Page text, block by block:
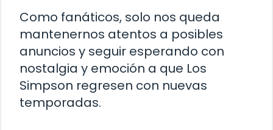
Como fanáticos, solo nos queda
mantenernos atentos a posibles
anuncios y seguir esperando con
nostalgia y emoción a que Los
Simpson regresen con nuevas
temporadas.